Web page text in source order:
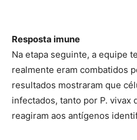
Resposta imune
Na etapa seguinte, a equipe
realmente eram combatidos
resultados mostraram que
infectados, tanto por P. vivax
reagiram aos antígenos